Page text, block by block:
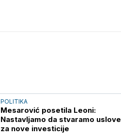
POLITIKA
Mesarović posetila Leoni:
Nastavljamo da stvaramo uslove
za nove investicije